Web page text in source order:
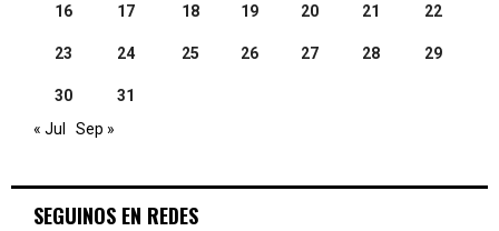
16 17 18 19 20 21 22
23 24 25 26 27 28 29
30
31
« Jul
Sep »
SEGUINOS EN REDES